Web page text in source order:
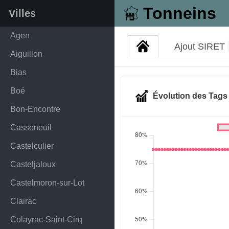
Tonneins
Villes
Agen
Aiguillon
Bias
Boé
Bon-Encontre
Casseneuil
Castelculier
Casteljaloux
Castelmoron-sur-Lot
Clairac
Colayrac-Saint-Cirq
Ajout SIRET
Évolution des